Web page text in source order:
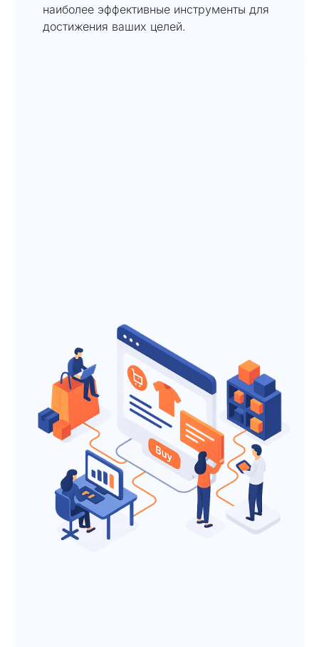
наиболее эффективные инструменты для
достижения ваших целей.